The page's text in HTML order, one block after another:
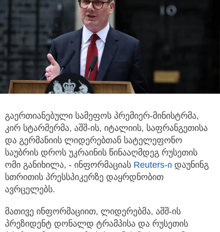
გაერთიანებული სამეფოს პრემიერ-მინისტრმა,
კირ სტარმერმა, აშშ-ის, იტალიის, საფრანგეთისა
და გერმანიის ლიდერებთან სატელეფონო
საუბრის დროს უკრაინის წინააღმდეგ რუსეთის
ომი განიხილა, - ინფორმაციას Reuters-ი დაუნინგ
სთრითის პრესსპიკერზე დაყრდნობით
ავრცელებს.
მათივე ინფორმაციით, ლიდერებმა, აშშ-ის
პრეზიდენტ დონალდ ტრამპისა და რუსეთის